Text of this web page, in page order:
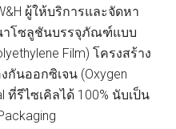
ผู้ให้บริการและจัดหา
าโซลูชันบรรจุภัณฑ์แบบ
Film) โครงสร้าง
กันออกซิเจน (Oxygen
รีไซเคิลได้ 100% นับเป็น